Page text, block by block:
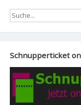
Schnupperticket